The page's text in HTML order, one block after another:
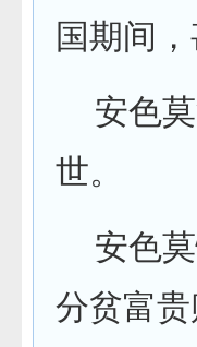
国期间
安色莫
世。
安色莫
分贫富